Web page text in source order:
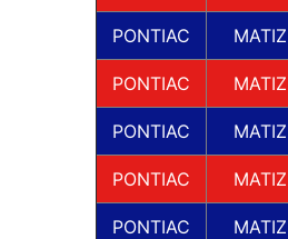
PONTIAC MATIZ
PONTIAC MATIZ
PONTIAC MATIZ
PONTIAC MATIZ
PONTIAC MATIZ